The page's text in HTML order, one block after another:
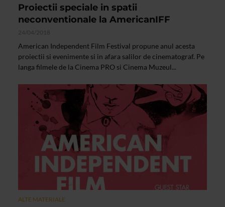
Proiectii speciale in spatii
neconventionale la AmericanIFF
24/04/2018
American Independent Film Festival propune anul acesta
proiectii si evenimente si in afara salilor de cinematograf. Pe
langa filmele de la Cinema PRO si Cinema Muzeul...
ALTE MATERIALE